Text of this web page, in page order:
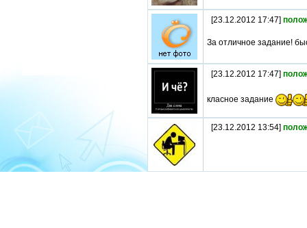
[23.12.2012 17:47]
За отличное задание!
[23.12.2012 17:47]
класное задание
[23.12.2012 13:54]